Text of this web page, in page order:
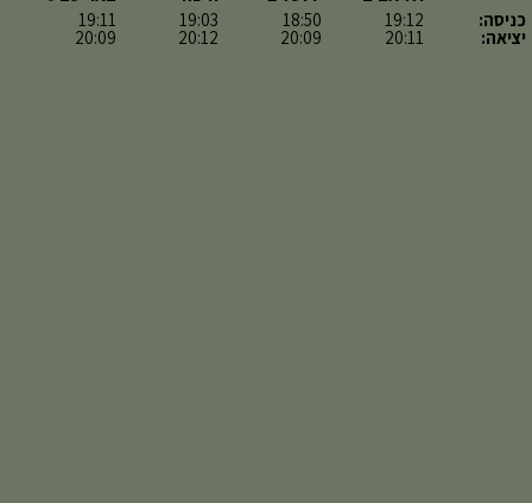
כניסה:
יציאה:
19:12
20:11
18:50
20:09
19:03
20:12
19:11
20:09